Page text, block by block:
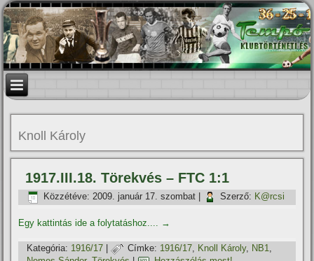
Knoll Károly
1917.III.18. Törekvés – FTC 1:1
Közzétéve: 2009. január 17. szombat Szerző: K@rcsi
Egy kattintás ide a folytatáshoz.... →
Kategória: 1916/17 | Címke: 1916/17, Knoll Károly, NB1,